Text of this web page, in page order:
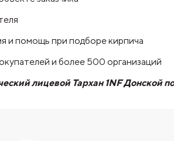
и помощь при подборе кирпича
и более 500 организаций
лицевой Тархан 1NF Донской